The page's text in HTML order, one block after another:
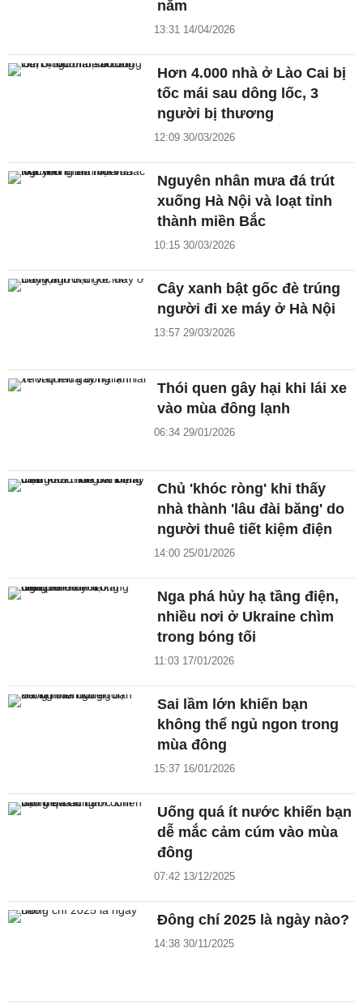
năm
13:31 14/04/2026
Hơn 4.000 nhà ở Lào Cai bị
tốc mái sau dông lốc, 3
người bị thương
12:09 30/03/2026
Nguyên nhân mưa đá trút
xuống Hà Nội và loạt tỉnh
thành miền Bắc
10:15 30/03/2026
Cây xanh bật gốc đè trúng
người đi xe máy ở Hà Nội
13:57 29/03/2026
Thói quen gây hại khi lái xe
vào mùa đông lạnh
06:34 29/01/2026
Chủ 'khóc ròng' khi thấy
nhà thành 'lâu đài băng' do
người thuê tiết kiệm điện
14:00 25/01/2026
Nga phá hủy hạ tầng điện,
nhiều nơi ở Ukraine chìm
trong bóng tối
11:03 17/01/2026
Sai lầm lớn khiến bạn
không thể ngủ ngon trong
mùa đông
15:37 16/01/2026
Uống quá ít nước khiến bạn
dễ mắc cảm cúm vào mùa
đông
07:42 13/12/2025
Đông chí 2025 là ngày nào?
14:38 30/11/2025